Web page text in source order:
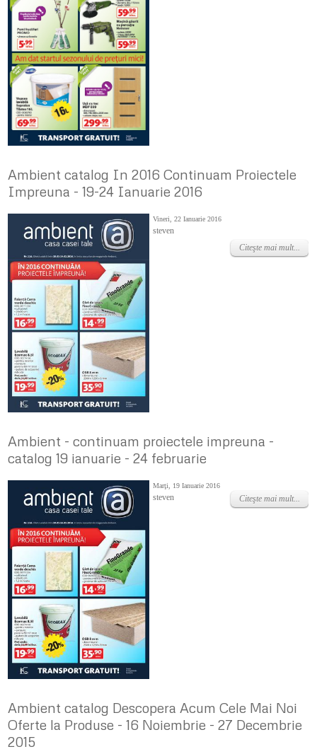
Ambient catalog In 2016 Continuam Proiectele
Impreuna - 19-24 Ianuarie 2016
Vineri, 22 Ianuarie 2016
steven
Citeşte mai mult...
Ambient - continuam proiectele impreuna -
catalog 19 ianuarie - 24 februarie
Marţi, 19 Ianuarie 2016
steven Citeşte mai mult...
Ambient catalog Descopera Acum Cele Mai Noi
Oferte la Produse - 16 Noiembrie - 27 Decembrie
2015